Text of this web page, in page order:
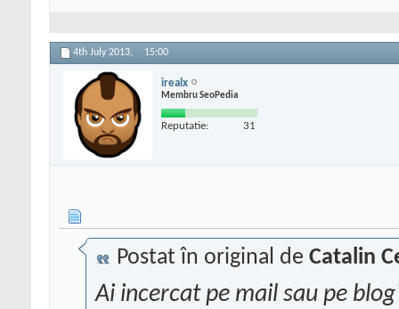
4th July 2013, 15:00
irealx
Membru SeoPedia
Reputatie: 31
Postat în original de Catalin
Ai incercat pe mail sau pe